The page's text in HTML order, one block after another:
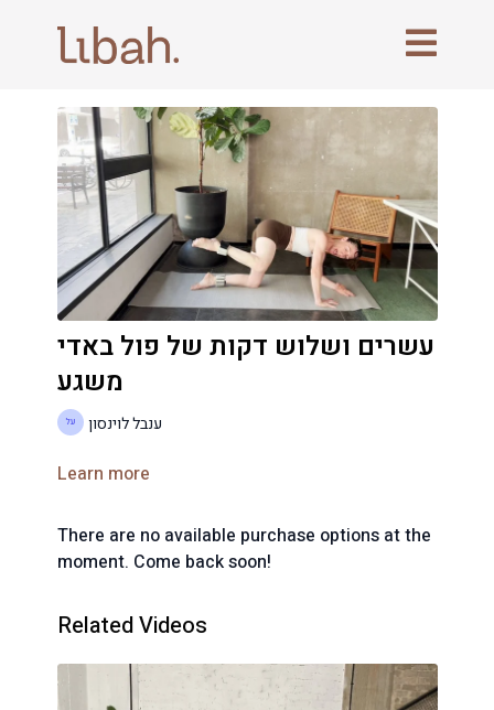
עשרים ושלוש דקות של פול באדי
משגע
ענבל לוינסון
Learn more
There are no available purchase options at the
moment. Come back soon!
Related Videos